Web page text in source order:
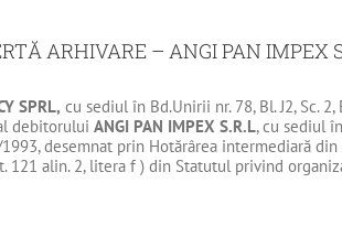
ARHIVARE – ANGI PAN IMPEX
SPRL, cu sediul în Bd.Unirii nr. 78, Bl. J2, Sc.
debitorului ANGI PAN IMPEX S.R.L, cu sediul
desemnat prin Hotărârea intermediară
121 alin. 2, litera f ) din Statutul privind